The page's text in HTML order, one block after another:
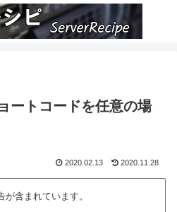
ートコードを任意の場
2020.02.13 2020.11.28
が含まれています。